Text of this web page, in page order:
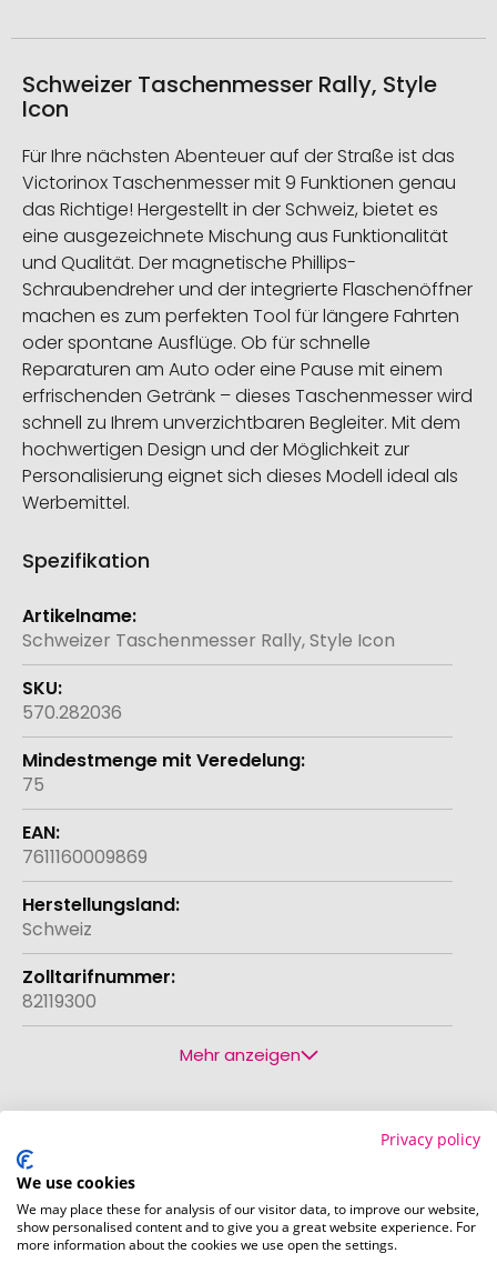
Schweizer Taschenmesser Rally, Style
Icon
Für Ihre nächsten Abenteuer auf der Straße ist das
Victorinox Taschenmesser mit 9 Funktionen genau
das Richtige! Hergestellt in der Schweiz, bietet es
eine ausgezeichnete Mischung aus Funktionalität
und Qualität. Der magnetische Phillips-
Schraubendreher und der integrierte Flaschenöffner
machen es zum perfekten Tool für längere Fahrten
oder spontane Ausflüge. Ob für schnelle
Reparaturen am Auto oder eine Pause mit einem
erfrischenden Getränk – dieses Taschenmesser wird
schnell zu Ihrem unverzichtbaren Begleiter. Mit dem
hochwertigen Design und der Möglichkeit zur
Personalisierung eignet sich dieses Modell ideal als
Werbemittel.
Spezifikation
Weitere
Informationen
Schweizer Taschenmesser Rally, Style Icon
570.282036
75
7611160009869
Schweiz
82119300
Mehr anzeigen
Druckposition
Die bei diesem Produkt bedruckbaren Positionen
sind in den Bildern exemplarisch dargestellt.
Privacy policy
We use cookies
We may place these for analysis of our visitor data, to improve our website,
show personalised content and to give you a great website experience. For
more information about the cookies we use open the settings.